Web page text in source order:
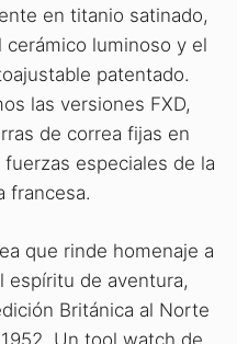
en titanio satinado,
luminoso y el
patentado.
las versiones FXD,
de correa fijas en
especiales de la
francesa.
que rinde homenaje a
espíritu de aventura,
Británica al Norte
Un tool watch de